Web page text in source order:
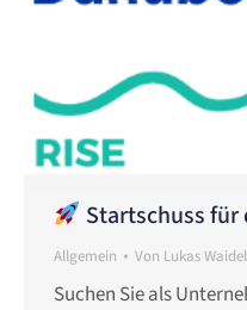
Startschuss für
Allgemein Von Lukas
Suchen Sie als